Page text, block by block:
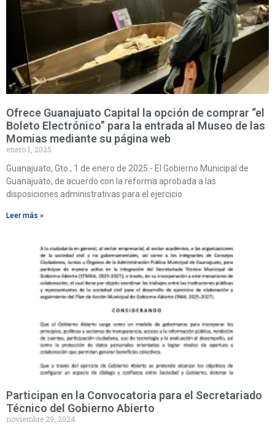
Ofrece Guanajuato Capital la opción de comprar “el
Boleto Electrónico” para la entrada al Museo de las
Momias mediante su página web
enero 1, 2025
Guanajuato, Gto.; 1 de enero de 2025.- El Gobierno Municipal de
Guanajuato, de acuerdo con la reforma aprobada a las
disposiciones administrativas para el ejercicio
Leer más »
Participan en la Convocatoria para el Secretariado
Técnico del Gobierno Abierto
noviembre 29, 2024